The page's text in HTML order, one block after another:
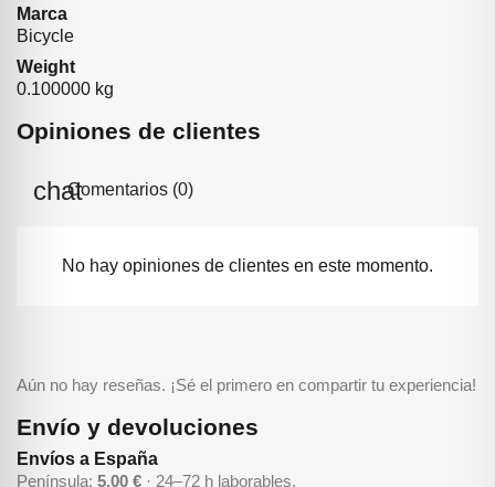
Marca
Bicycle
Weight
0.100000 kg
Opiniones de clientes
Comentarios (0)
No hay opiniones de clientes en este momento.
Aún no hay reseñas. ¡Sé el primero en compartir tu experiencia!
Envío y devoluciones
Envíos a España
Península: 5,00 € · 24–72 h laborables.